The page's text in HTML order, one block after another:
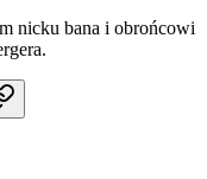
nicku bana i obrońcowi